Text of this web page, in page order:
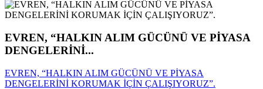
EVREN, “HALKIN ALIM GÜCÜNÜ VE PİYASA
DENGELERİNİ...
EVREN, “HALKIN ALIM GÜCÜNÜ VE PİYASA
DENGELERİNİ KORUMAK İÇİN ÇALIŞIYORUZ”.